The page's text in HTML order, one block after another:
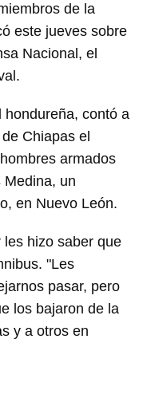
de la
este jueves sobre
Nacional, el
hondureña, contó a
Chiapas el
armados
un
en Nuevo León.
hizo saber que
"Les
pasar, pero
los bajaron de la
y a otros en